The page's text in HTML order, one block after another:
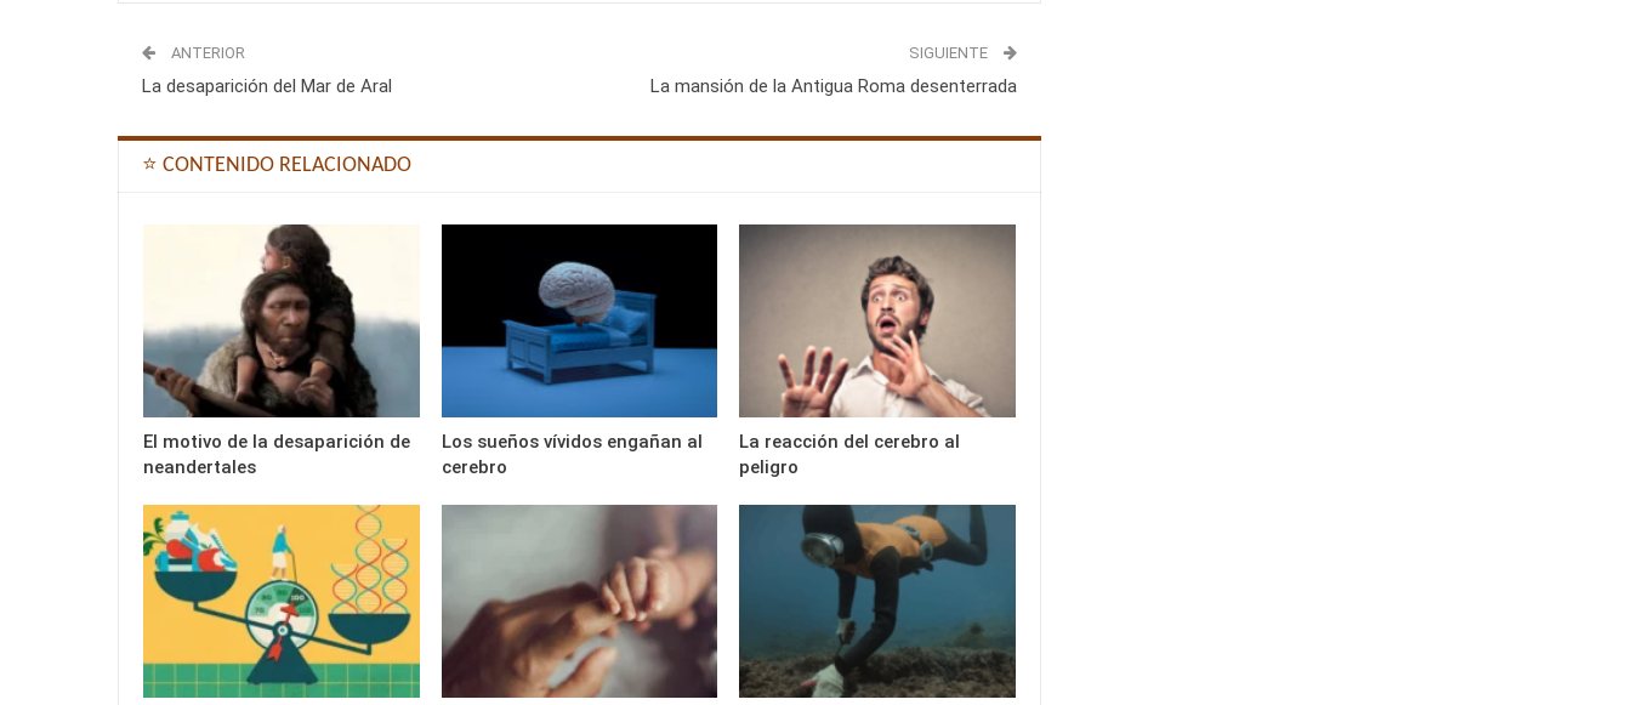
ANTERIOR
La desaparición del Mar de Aral
SIGUIENTE
La mansión de la Antigua Roma desenterrada
⭐ CONTENIDO RELACIONADO
El motivo de la desaparición de
neandertales
Los sueños vívidos engañan al
cerebro
La reacción del cerebro al
peligro